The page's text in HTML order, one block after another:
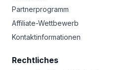
Partnerprogramm
Affiliate-Wettbewerb
Kontaktinformationen
Rechtliches